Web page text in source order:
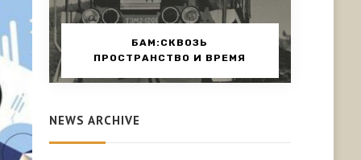
БАМ:СКВОЗЬ
ПРОСТРАНСТВО И ВРЕМЯ
NEWS ARCHIVE